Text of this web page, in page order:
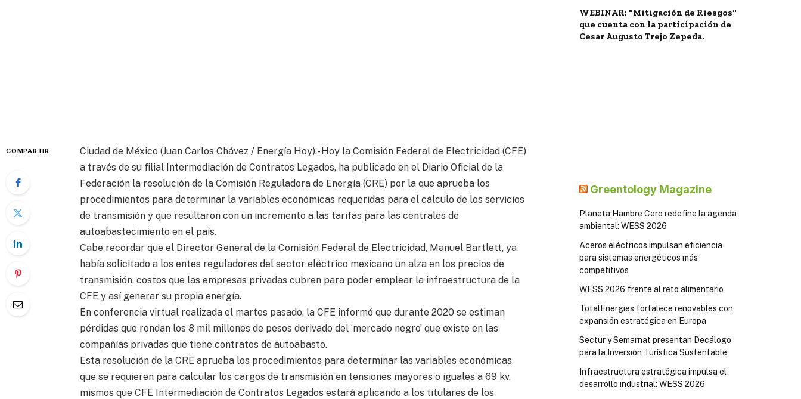
COMPARTIR
Ciudad de México (Juan Carlos Chávez / Energía Hoy).- Hoy la Comisión Federal de Electricidad (CFE)
a través de su filial Intermediación de Contratos Legados, ha publicado en el Diario Oficial de la
Federación la resolución de la Comisión Reguladora de Energía (CRE) por la que aprueba los
procedimientos para determinar la variables económicas requeridas para el cálculo de los servicios
de transmisión y que resultaron con un incremento a las tarifas para las centrales de
autoabastecimiento en el país.
Cabe recordar que el Director General de la Comisión Federal de Electricidad, Manuel Bartlett, ya
había solicitado a los entes reguladores del sector eléctrico mexicano un alza en los precios de
transmisión, costos que las empresas privadas cubren para poder emplear la infraestructura de la
CFE y así generar su propia energía.
En conferencia virtual realizada el martes pasado, la CFE informó que durante 2020 se estiman
pérdidas que rondan los 8 mil millones de pesos derivado del ‘mercado negro’ que existe en las
compañías privadas que tiene contratos de autoabasto.
Esta resolución de la CRE aprueba los procedimientos para determinar las variables económicas
que se requieren para calcular los cargos de transmisión en tensiones mayores o iguales a 69 kv,
mismos que CFE Intermediación de Contratos Legados estará aplicando a los titulares de los
WEBINAR: "Mitigación de Riesgos"
que cuenta con la participación de
Cesar Augusto Trejo Zepeda.
Greentology Magazine
Planeta Hambre Cero redefine la agenda
ambiental: WESS 2026
Aceros eléctricos impulsan eficiencia
para sistemas energéticos más
competitivos
WESS 2026 frente al reto alimentario
TotalEnergies fortalece renovables con
expansión estratégica en Europa
Sectur y Semarnat presentan Decálogo
para la Inversión Turística Sustentable
Infraestructura estratégica impulsa el
desarrollo industrial: WESS 2026